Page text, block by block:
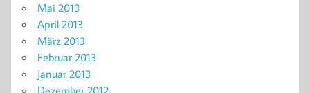
Mai 2013
April 2013
März 2013
Februar 2013
Januar 2013